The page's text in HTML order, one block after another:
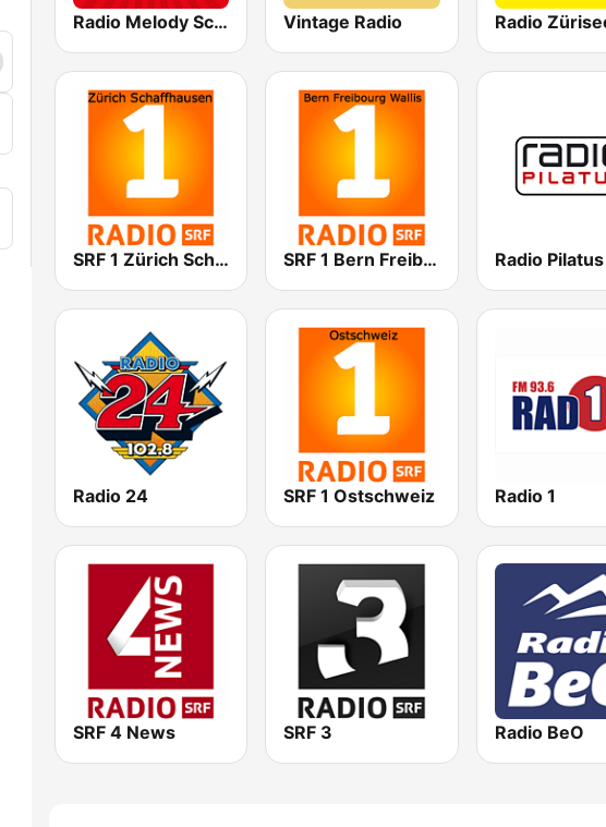
Radio Melody Schweiz Vintage Radio Radio
SRF 1 Zürich Schaffhausen SRF 1 Bern Freibourg Wallis Radio Pilatus
Radio 24 SRF 1 Ostschweiz Radio 1
SRF 4 News SRF 3 Radio BeO